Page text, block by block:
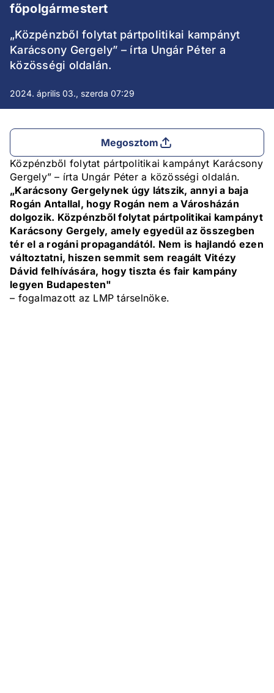
főpolgármestert
„Közpénzből folytat pártpolitikai kampányt
Karácsony Gergely” – írta Ungár Péter a
közösségi oldalán.
2024. április 03., szerda 07:29
Megosztom
Közpénzből folytat pártpolitikai kampányt Karácsony
Gergely” – írta Ungár Péter a közösségi oldalán.
„Karácsony Gergelynek úgy látszik, annyi a baja
Rogán Antallal, hogy Rogán nem a Városházán
dolgozik. Közpénzből folytat pártpolitikai kampányt
Karácsony Gergely, amely egyedül az összegben
tér el a rogáni propagandától. Nem is hajlandó ezen
változtatni, hiszen semmit sem reagált Vitézy
Dávid felhívására, hogy tiszta és fair kampány
legyen Budapesten"
– fogalmazott az LMP társelnöke.